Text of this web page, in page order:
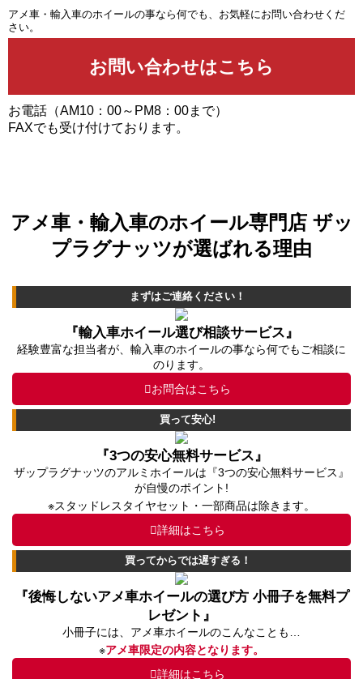
アメ車・輸入車のホイールの事なら何でも、お気軽にお問い合わせくだ
さい。
お電話（AM10：00～PM8：00まで）
FAXでも受け付けております。
アメ車・輸入車のホイール専門店 ザッ
プラグナッツが選ばれる理由
まずはご連絡ください！
『輸入車ホイール選び相談サービス』
経験豊富な担当者が、輸入車のホイールの事なら何でもご相談に
のります。
お問合はこちら
買って安心!
『3つの安心無料サービス』
ザップラグナッツのアルミホイールは『3つの安心無料サービス』
が自慢のポイント!
※スタッドレスタイヤセット・一部商品は除きます。
詳細はこちら
買ってからでは遅すぎる！
『後悔しないアメ車ホイールの選び方 小冊子を無料プ
レゼント』
小冊子には、アメ車ホイールのこんなことも…
※アメ車限定の内容となります。
詳細はこちら